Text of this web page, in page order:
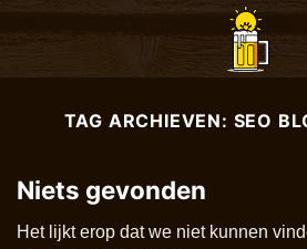
TAG ARCHIEVEN: SEO
Niets gevonden
Het lijkt erop dat we niet kunnen